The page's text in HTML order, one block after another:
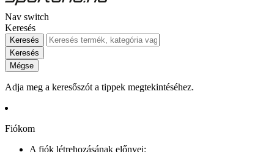
Nav switch
Keresés
Keresés
Keresés
Mégse
Adja meg a keresőszót a tippek megtekintéséhez.
Fiókom
A fiók létrehozásának előnyei: